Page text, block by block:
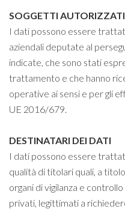
SOGGETTI
I dati possono essere
aziendali deputate al
indicate, che sono stati
trattamento e che hanno
operative ai sensi e per gli
UE 2016/679.
DESTINATARI DEI DATI
I dati possono essere
qualità di titolari quali, a
organi di vigilanza e
privati, legittimati a